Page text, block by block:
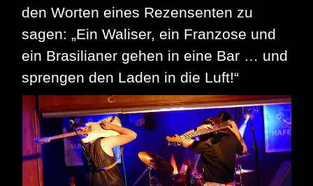
den Worten eines Rezensenten zu
sagen: „Ein Waliser, ein Franzose und
ein Brasilianer gehen in eine Bar … und
sprengen den Laden in die Luft!“